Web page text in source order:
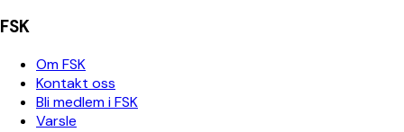
FSK
Om FSK
Kontakt oss
Bli medlem i FSK
Varsle